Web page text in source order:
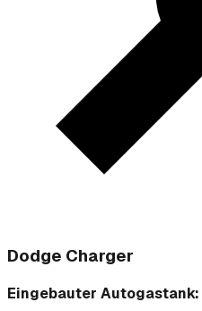
Dodge Charger
Eingebauter Autogastank: